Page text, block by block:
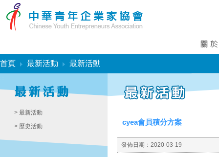
首頁 最新活動 最新活動
:::
> 最新活動
> 歷史活動
:::
cyea會員積分方案
發佈日期： 2020-03-19